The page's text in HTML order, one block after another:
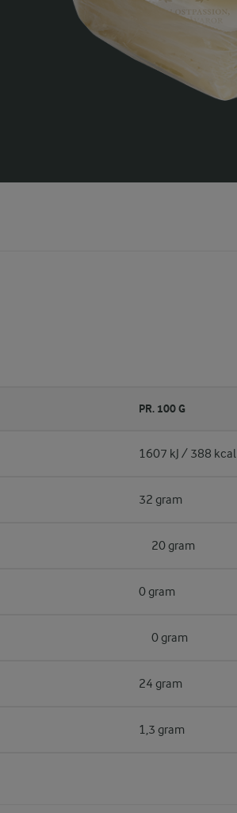
PR. 100 G
1607 kJ / 388 kcal
32 gram
20 gram
0 gram
0 gram
24 gram
1,3 gram